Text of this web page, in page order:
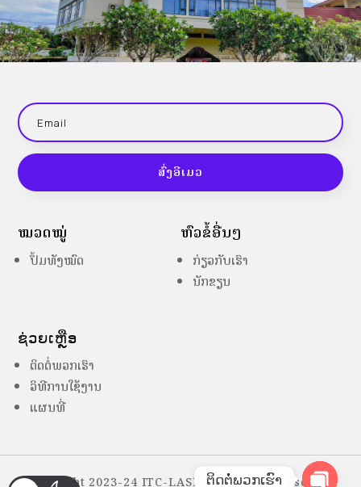
ສົ່ງອີເມວ
ໝວດໝູ່
ປຶ້ມທັງໝົດ
ຫົວຂໍ້ອື່ນໆ
ກ່ຽວກັບເຮົາ
ນັກຂຽນ
ຊ່ວຍເຫຼືອ
ຕິດຕໍ່ພວກເຮົາ
ວິທີການໃຊ້ງານ
ແຜນທີ່
Copyright 2023-24 ITC-LASES – All Right Reserved
ຕິດຕໍ່ພວກເຮົາ